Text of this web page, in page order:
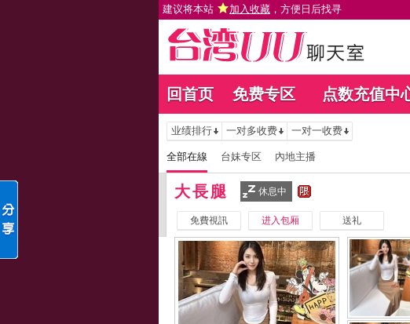
建议将本站 加入收藏 ，方便日后找寻
回首页 免费专区 点数充值中
业绩排行 一对多收费 一对一收费
全部在線 台妹专区 內地主播
大長腿 休息中
免費視訊 进入包厢 送礼